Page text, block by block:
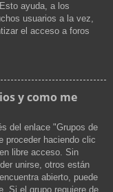
ayuda, a los
usuarios a la vez,
el acceso a foros
y como me
del enlace "Grupos de
proceder haciendo clic
libre acceso. Sin
unirse, otros están
abierto, puede
Si el grupo requiere de